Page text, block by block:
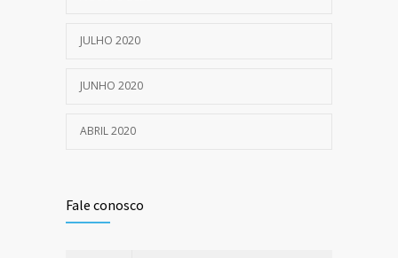
JULHO 2020
JUNHO 2020
ABRIL 2020
Fale conosco